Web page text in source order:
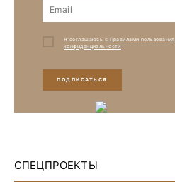
Я соглашаюсь с Правилами пользования
конфиденциальности
ПОДПИСАТЬСЯ
СПЕЦПРОЕКТЫ